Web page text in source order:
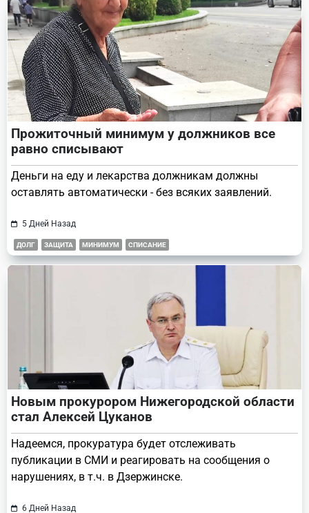
Прожиточный минимум у должников все
равно списывают
Деньги на еду и лекарства должникам должны
оставлять автоматически - без всяких заявлений.
5 Дней Назад
ДОЛГ ЗАЩИТА МИНИМУМ СПИСАНИЕ
Новым прокурором Нижегородской области
стал Алексей Цуканов
Надеемся, прокуратура будет отслеживать
публикации в СМИ и реагировать на сообщения о
нарушениях, в т.ч. в Дзержинске.
6 Дней Назад